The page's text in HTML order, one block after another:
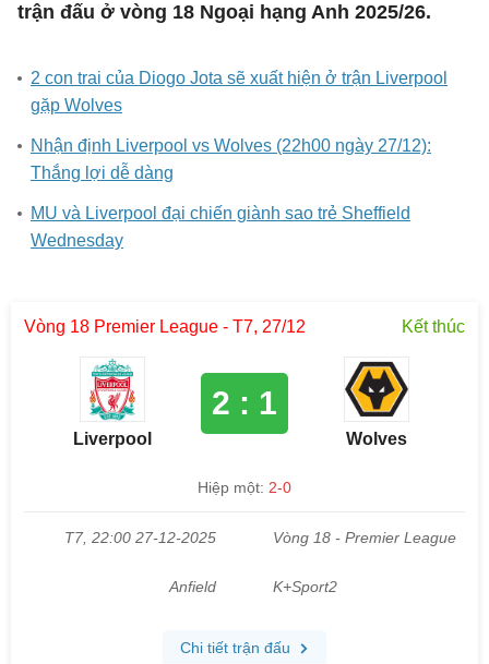
trận đấu ở vòng 18 Ngoại hạng Anh 2025/26.
2 con trai của Diogo Jota sẽ xuất hiện ở trận Liverpool
gặp Wolves
Nhận định Liverpool vs Wolves (22h00 ngày 27/12):
Thắng lợi dễ dàng
MU và Liverpool đại chiến giành sao trẻ Sheffield
Wednesday